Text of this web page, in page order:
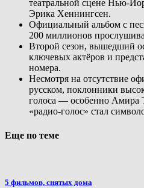
театральной сцене Нью-
Эрика Хеннингсен.
Официальный альбом с
200 миллионов
Второй сезон, вышедший
ключевых актёров и
номера.
Несмотря на отсутствие
русском, поклонники
голоса — особенно Амира
«радио-голос» стал
Еще по теме
5 фильмов, снятых дома